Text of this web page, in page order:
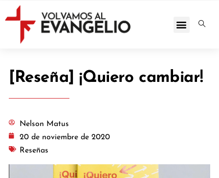
[Reseña] ¡Quiero cambiar!
Nelson Matus
20 de noviembre de 2020
Reseñas